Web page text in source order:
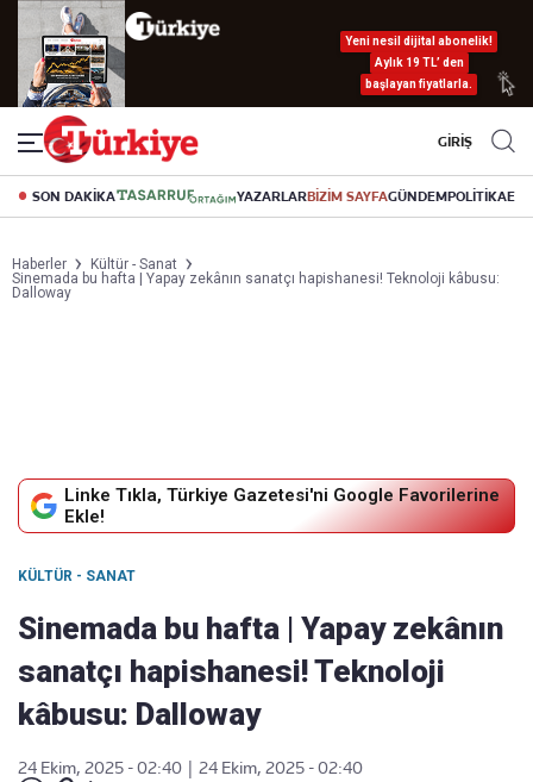
Yeni nesil dijital abonelik!
Aylık 19 TL’ den
başlayan fiyatlarla.
GİRİŞ
SON DAKİKA YAZARLARBİZİM SAYFAGÜNDEMPOLİTİKA
Haberler
Kültür - Sanat
Sinemada bu hafta | Yapay zekânın sanatçı hapishanesi! Teknoloji kâbusu:
Dalloway
Linke Tıkla, Türkiye Gazetesi'ni Google Favorilerine
Ekle!
KÜLTÜR - SANAT
Sinemada bu hafta | Yapay zekânın
sanatçı hapishanesi! Teknoloji
kâbusu: Dalloway
24 Ekim, 2025 - 02:40
24 Ekim, 2025 - 02:40